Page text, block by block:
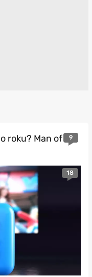
9
roku? Man of
18